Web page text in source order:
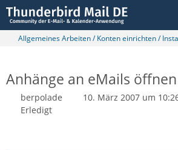
Allgemeines Arbeiten / Konten einrichten /
Anhänge an eMails öffnen
berpolade 10. März 2007 um
Erledigt